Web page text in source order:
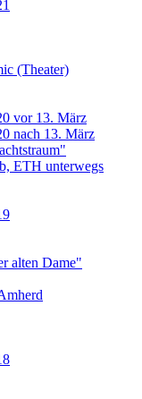
(Theater)
vor 13. März
nach 13. März
ETH unterwegs
alten Dame"